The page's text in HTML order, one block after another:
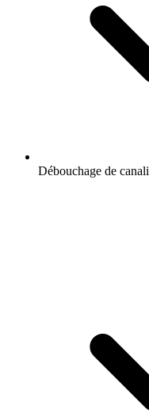
Débouchage de